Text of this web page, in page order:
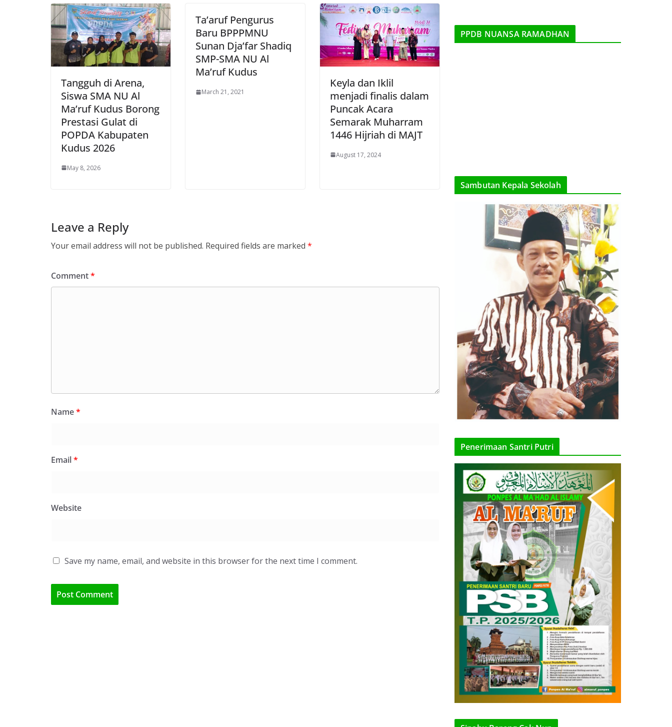
Tangguh di Arena,
Siswa SMA NU Al
Ma’ruf Kudus Borong
Prestasi Gulat di
POPDA Kabupaten
Kudus 2026
May 8, 2026
Ta’aruf Pengurus
Baru BPPPMNU
Sunan Dja’far Shadiq
SMP-SMA NU Al
Ma’ruf Kudus
March 21, 2021
Keyla dan Iklil
menjadi finalis dalam
Puncak Acara
Semarak Muharram
1446 Hijriah di MAJT
August 17, 2024
Leave a Reply
Your email address will not be published. Required fields are marked *
Comment*
Name*
Email*
Website
Save my name, email, and website in this browser for the next time I comment.
PPDB NUANSA RAMADHAN
Sambutan Kepala Sekolah
Penerimaan Santri Putri